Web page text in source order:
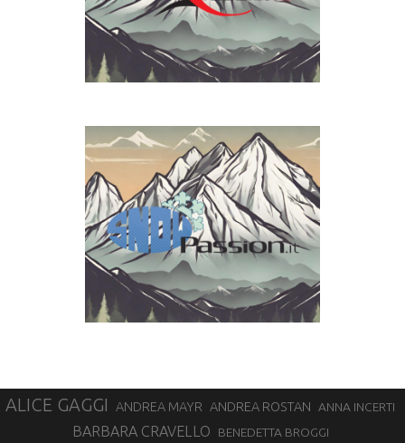
ALICE GAGGI ANDREA MAYR ANDREA ROSTAN ANNA INCERTI
BARBARA CRAVELLO BENEDETTA BROGGI